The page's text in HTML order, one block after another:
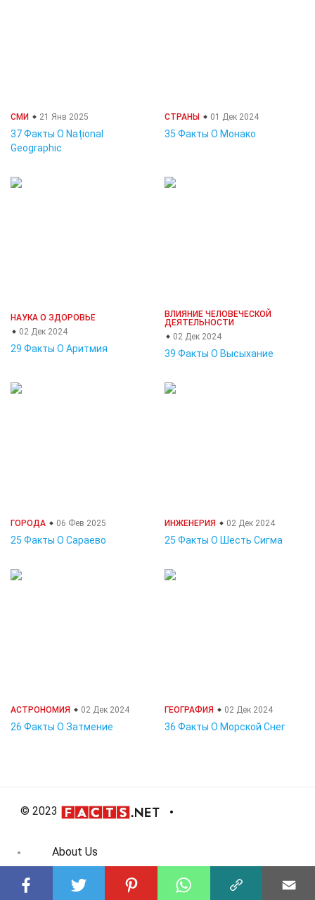
СМИ 21 Янв 2025
37 Факты О Național
Geographic
СТРАНЫ 01 Дек 2024
35 Факты О Монако
НАУКА О ЗДОРОВЬЕ
02 Дек 2024
29 Факты О Аритмия
ВЛИЯНИЕ ЧЕЛОВЕЧЕСКОЙ
ДЕЯТЕЛЬНОСТИ
02 Дек 2024
39 Факты О Высыхание
ГОРОДА 06 Фев 2025
25 Факты О Сараево
ИНЖЕНЕРИЯ 02 Дек 2024
25 Факты О Шесть Сигма
АСТРОНОМИЯ 02 Дек 2024
26 Факты О Затмение
ГЕОГРАФИЯ 02 Дек 2024
36 Факты О Морской Снег
© 2023
About Us
Editorial Policy